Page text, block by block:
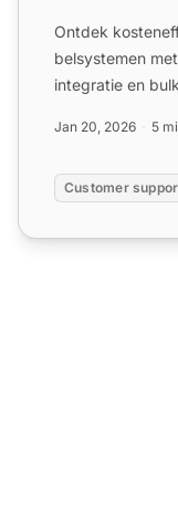
Ontdek
belsystemen
integratie en
Jan 20, 2026 5
Customer